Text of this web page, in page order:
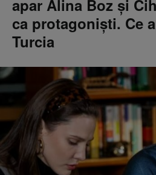
apar Alina Boz și
ca protagoniști. Ce
Turcia